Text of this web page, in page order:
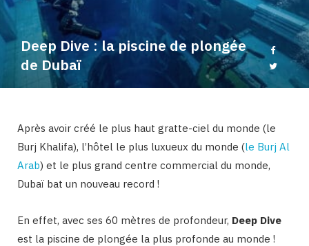
o
o
g
m
Deep Dive : la piscine de plongée
de Dubaï
Après avoir créé le plus haut gratte-ciel du monde (le
Burj Khalifa), l’hôtel le plus luxueux du monde (le Burj Al
Arab) et le plus grand centre commercial du monde,
Dubaï bat un nouveau record !
En effet, avec ses 60 mètres de profondeur, Deep Dive
est la piscine de plongée la plus profonde au monde !